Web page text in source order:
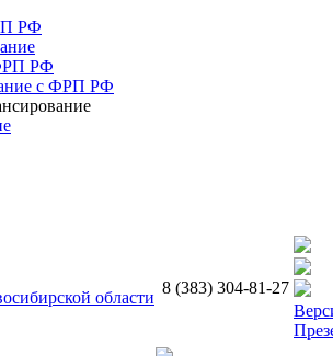
РФ
РФ
с ФРП РФ
области
8 (383) 304-81-27